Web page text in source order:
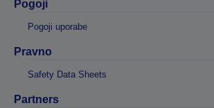
Pogoji
Pogoji uporabe
Pravno
Safety Data Sheets
Partners